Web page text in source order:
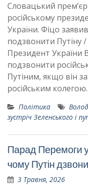
Словацький
російському
України. Фіцо
подзвонити Путіну
Президент України
подзвонити
Путіним, якщо він
російським колегою.
Політика
зустріч Зеленського і
Парад Перемоги
чому Путін
3 Травня, 2026